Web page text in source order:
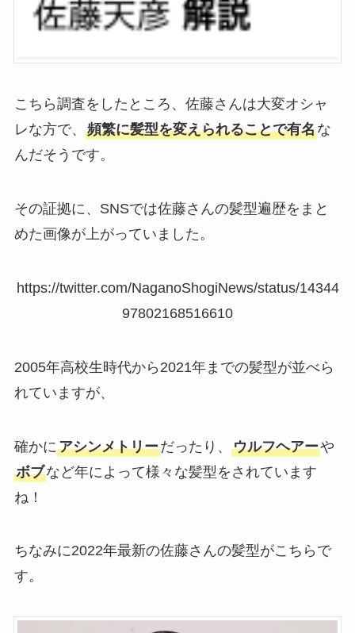
こちら調査をしたところ、佐藤さんは大変オシャ
レな方で、 頻繁に髪型を変えられることで有名な
んだそうです。
その証拠に、SNSでは佐藤さんの髪型遍歴をまと
めた画像が上がっていました。
https://twitter.com/NaganoShogiNews/status/14344
97802168516610
2005年高校生時代から2021年までの髪型が並べら
れていますが、
確かにアシンメトリーだったり、 ウルフヘアーや
ボブなど年によって様々な髪型をされています
ね！
ちなみに2022年最新の佐藤さんの髪型がこちらで
す。